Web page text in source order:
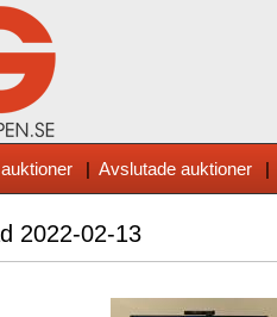
| Avslutade auktioner |
2022-02-13